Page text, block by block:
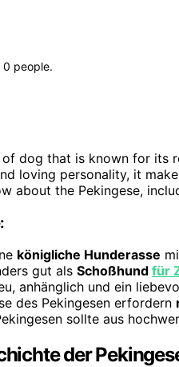
0 people.
of dog that is known for its
loving personality, it
about the Pekingese,
königliche Hunderasse
gut als Schoßhund für
anhänglich und ein
des Pekingesen erfordern
sollte aus
der